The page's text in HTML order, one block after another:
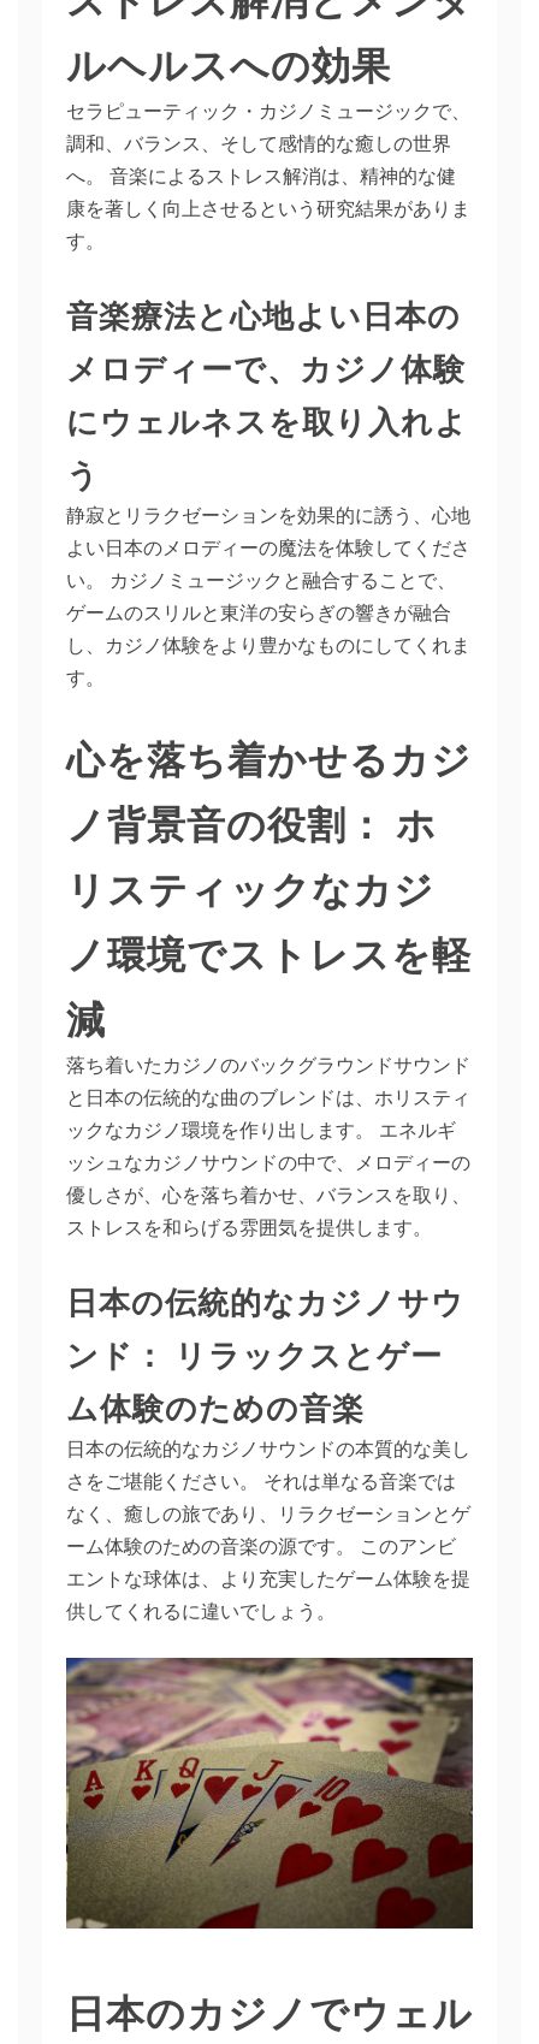
ルヘルスへの効果
セラピューティック・カジノミュージックで、
調和、バランス、そして感情的な癒しの世界
へ。 音楽によるストレス解消は、精神的な健
康を著しく向上させるという研究結果がありま
す。
音楽療法と心地よい日本の
メロディーで、カジノ体験
にウェルネスを取り入れよ
う
静寂とリラクゼーションを効果的に誘う、心地
よい日本のメロディーの魔法を体験してくださ
い。 カジノミュージックと融合することで、
ゲームのスリルと東洋の安らぎの響きが融合
し、カジノ体験をより豊かなものにしてくれま
す。
心を落ち着かせるカジ
ノ背景音の役割： ホ
リスティックなカジ
ノ環境でストレスを軽
減
落ち着いたカジノのバックグラウンドサウンド
と日本の伝統的な曲のブレンドは、ホリスティ
ックなカジノ環境を作り出します。 エネルギ
ッシュなカジノサウンドの中で、メロディーの
優しさが、心を落ち着かせ、バランスを取り、
ストレスを和らげる雰囲気を提供します。
日本の伝統的なカジノサウ
ンド： リラックスとゲー
ム体験のための音楽
日本の伝統的なカジノサウンドの本質的な美し
さをご堪能ください。 それは単なる音楽では
なく、癒しの旅であり、リラクゼーションとゲ
ーム体験のための音楽の源です。 このアンビ
エントな球体は、より充実したゲーム体験を提
供してくれるに違いでしょう。
日本のカジノでウェル